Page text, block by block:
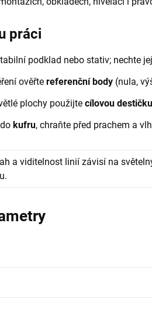
práci
podklad nebo stativ; nechte jej
ověřte referenční body (nula,
plochy použijte cílovou destičku
kufru, chraňte před prachem a
a viditelnost linií závisí na